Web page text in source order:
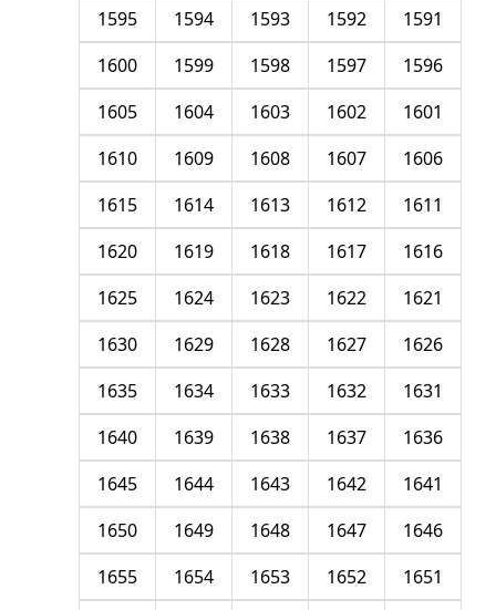
1591
1592
1593
1594
1595
1596
1597
1598
1599
1600
1601
1602
1603
1604
1605
1606
1607
1608
1609
1610
1611
1612
1613
1614
1615
1616
1617
1618
1619
1620
1621
1622
1623
1624
1625
1626
1627
1628
1629
1630
1631
1632
1633
1634
1635
1636
1637
1638
1639
1640
1641
1642
1643
1644
1645
1646
1647
1648
1649
1650
1651
1652
1653
1654
1655